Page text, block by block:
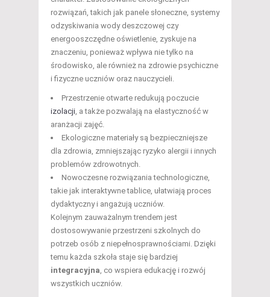
rozwiązań, takich jak panele słoneczne, systemy
odzyskiwania wody deszczowej czy
energooszczędne oświetlenie, zyskuje na
znaczeniu, ponieważ wpływa nie tylko na
środowisko, ale również na zdrowie psychiczne
i fizyczne uczniów oraz nauczycieli.
Przestrzenie otwarte redukują poczucie
izolacji, a także pozwalają na elastyczność w
aranżacji zajęć.
Ekologiczne materiały są bezpieczniejsze
dla zdrowia, zmniejszając ryzyko alergii i innych
problemów zdrowotnych.
Nowoczesne rozwiązania technologiczne,
takie jak interaktywne tablice, ułatwiają proces
dydaktyczny i angażują uczniów.
Kolejnym zauważalnym trendem jest
dostosowywanie przestrzeni szkolnych do
potrzeb osób z niepełnosprawnościami. Dzięki
temu każda szkoła staje się bardziej
integracyjna, co wspiera edukację i rozwój
wszystkich uczniów.